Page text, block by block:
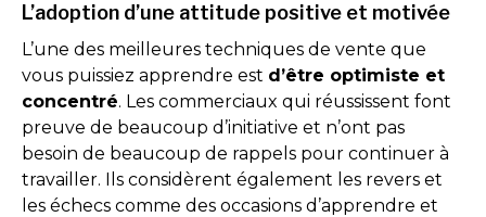
L’adoption d’une attitude positive et motivée
L’une des meilleures techniques de vente que
vous puissiez apprendre est d’être optimiste et
concentré. Les commerciaux qui réussissent font
preuve de beaucoup d’initiative et n’ont pas
besoin de beaucoup de rappels pour continuer à
travailler. Ils considèrent également les revers et
les échecs comme des occasions d’apprendre et